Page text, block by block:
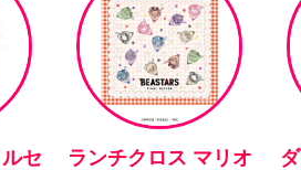
セ
ランチクロス マリオ